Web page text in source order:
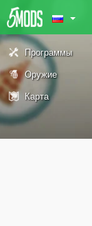
Программы
Оружие
Карта